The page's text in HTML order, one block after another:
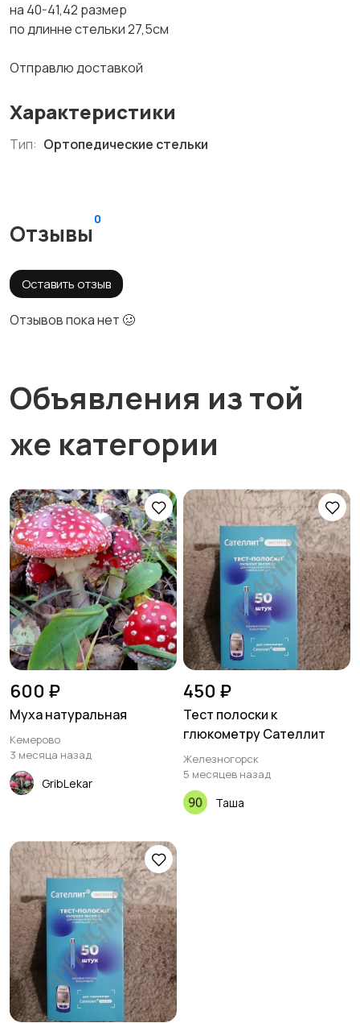
на 40-41,42 размер
по длинне стельки 27,5см
Отправлю доставкой
Характеристики
Тип: Ортопедические стельки
Отзывы
0
Оставить отзыв
Отзывов пока нет 🥴
Объявления из той
же категории
600 ₽
Муха натуральная
Кемерово
3 месяца назад
GribLekar
450 ₽
Тест полоски к
глюкометру Сателлит
Железногорск
5 месяцев назад
Таша